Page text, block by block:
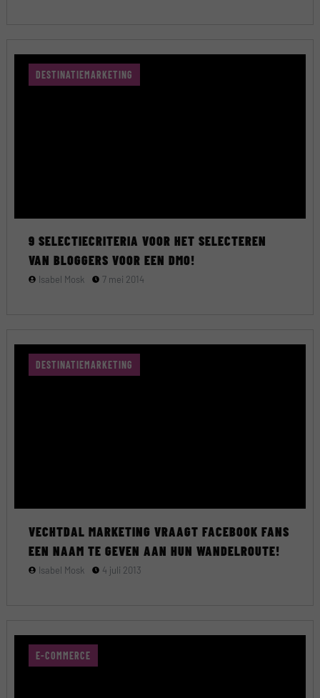
DESTINATIEMARKETING
9 SELECTIECRITERIA VOOR HET SELECTEREN
VAN BLOGGERS VOOR EEN DMO!
Isabel Mosk 7 mei 2014
DESTINATIEMARKETING
VECHTDAL MARKETING VRAAGT FACEBOOK FANS
EEN NAAM TE GEVEN AAN HUN WANDELROUTE!
Isabel Mosk 4 juli 2013
E-COMMERCE